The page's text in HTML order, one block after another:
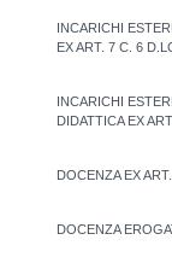
INCARICHI
EX ART. 7 C. 6
INCARICHI
DIDATTICA EX
DOCENZA EX
DOCENZA